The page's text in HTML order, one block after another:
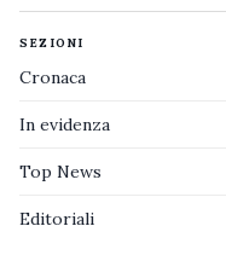
SEZIONI
Cronaca
In evidenza
Top News
Editoriali